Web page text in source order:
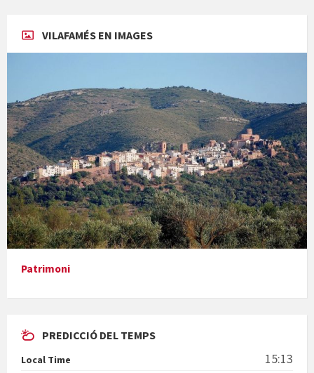
Concerts al Museu
Presentació del llibre &quot;La mare&quot;, d'Emma Zafon
En Bum
VILAFAMÉS EN IMAGES
Patrimoni
PREDICCIÓ DEL TEMPS
Local Time 15:13